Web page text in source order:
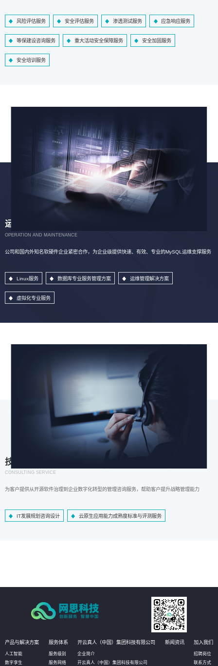
风险评估服务 安全评估服务 渗透测试服务 应急响应服务
等保建设咨询服务 重大活动安全保障服务 安全加固服务
安全培训服务
运维服务
OPERATION AND MAINTENANCE
公司和国内外知名软硬件企业紧密合作，为企业级提供快速、有效、专业的MySQL运维支撑服务
Linux服务 数据库专业服务管理方案 运维管理解决方案
虚拟化专业服务
技术咨询服务
CONSULTING SERVICE
为客户提供从开源软件治理到企业数字化转型的管理咨询服务，帮助客户提升战略管理能力
IT发展规划咨询设计 云原生应用能力成熟度标准与评测服务
产品与解决方案
人工智能
数字孪生
服务体系
服务级别
服务网络
开云真人（中国）集团科技有限公司
企业简介
开云真人（中国）集团科技有限公司
新闻资讯 加入我们
招聘岗位
联系方式